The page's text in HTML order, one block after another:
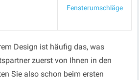
Fensterumschläge
Design ist häufig das, was
zuerst von Ihnen in den
Sie also schon beim ersten